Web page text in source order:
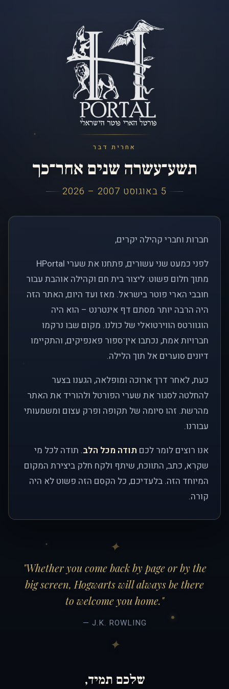
אחרית דבר
תשע־עשרה שנים אחר־כך
5 באוגוסט 2007 – 2026
חברות וחברי קהילה יקרים,
לפני כמעט שני עשורים, פתחנו את שערי HPortal
מתוך חלום פשוט: ליצור בית חם וקהילה אוהבת עבור
חובבי הארי פוטר בישראל. מאז ועד היום, האתר הזה
היה הרבה יותר מסתם דף אינטרנט – הוא היה
הוגוורטס הווירטואלי של כולנו. מקום שבו נרקמו
חברויות אמת, נכתבו אין־ספור פאנפיקים, והתקיימו
דיונים סוערים אל תוך הלילה.
כעת, לאחר דרך ארוכה ומופלאה, הגענו בצער
להחלטה לסגור את שערי הפורטל ולהוריד את האתר
מהרשת. זהו סיומה של תקופה ופרק עצום ומשמעותי
עבורנו.
אנו רוצים לומר לכם תודה מכל הלב. תודה לכל מי
שקרא, כתב, התווכח, שיתף ולקח חלק ביצירת המקום
המיוחד הזה. בלעדיכם, כל הקסם הזה פשוט לא היה
קורה.
"Whether you come back by page or by the
big screen, Hogwarts will always be there
to welcome you home."
— J.K. ROWLING
שלכם תמיד,